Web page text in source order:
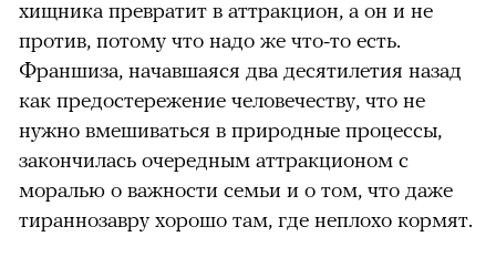
хищника превратит в аттракцион, а он и не
против, потому что надо же что-то есть.
Франшиза, начавшаяся два десятилетия назад
как предостережение человечеству, что не
нужно вмешиваться в природные процессы,
закончилась очередным аттракционом с
моралью о важности семьи и о том, что даже
тираннозавру хорошо там, где неплохо кормят.